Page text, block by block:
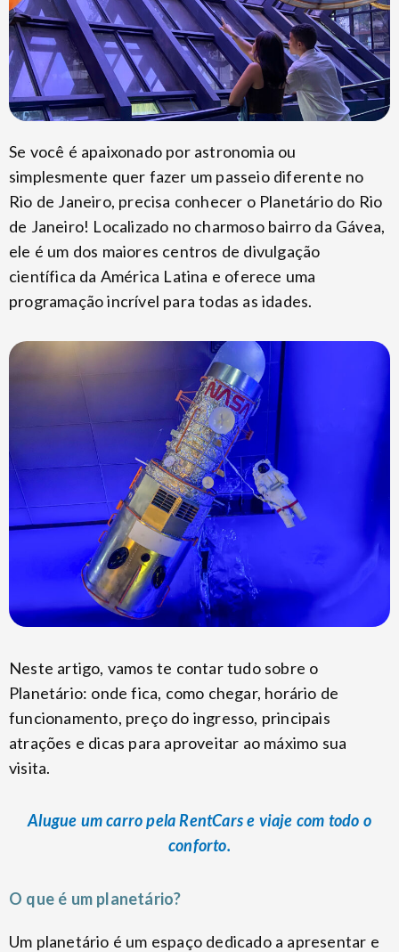
Se você é apaixonado por astronomia ou
simplesmente quer fazer um passeio diferente no
Rio de Janeiro, precisa conhecer o Planetário do Rio
de Janeiro! Localizado no charmoso bairro da Gávea,
ele é um dos maiores centros de divulgação
científica da América Latina e oferece uma
programação incrível para todas as idades.
Neste artigo, vamos te contar tudo sobre o
Planetário: onde fica, como chegar, horário de
funcionamento, preço do ingresso, principais
atrações e dicas para aproveitar ao máximo sua
visita.
Alugue um carro pela RentCars e viaje com todo o
conforto.
O que é um planetário?
Um planetário é um espaço dedicado a apresentar e